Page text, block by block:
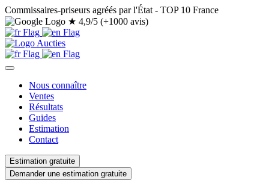
Commissaires-priseurs agréés par l'État - TOP 10 France
★ 4,9/5 (+1000 avis)
Nous connaître
Ventes
Résultats
Guides
Estimation
Contact
Estimation gratuite
Demander une estimation gratuite